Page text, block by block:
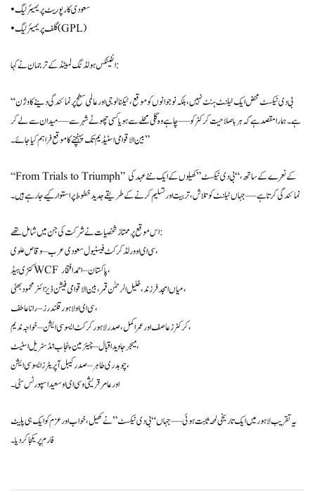
• سعودی کارپوریٹ پریمیئر لیگ
• گلف پریمیئر لیگ (GPL)
انفینکس ہولڈنگ لمیٹڈ کے ترجمان نے کہا:
“بی دی نیکسٹ محض ایک ٹیلنٹ ہنٹ نہیں، بلکہ نوجوانوں کو موقع، ٹیکنالوجی اور عالمی سطح پر نمائندگی دینے کا وژن
ہے۔ ہمارا مقصد ہے کہ ہر باصلاحیت کرکٹر کو — چاہے وہ گلی محلے سے ہو یا کسی چھوٹے شہر سے — میدان سے لے کر
بین الاقوامی اسٹیڈیم تک پہنچنے کا موقع فراہم کیا جائے۔”
“From Trials to Triumph” کے نعرے کے ساتھ، “بی دی نیکسٹ” کھیلوں کے ایک نئے عہد کی
نمائندگی کرتا ہے — جہاں ٹیلنٹ کو تلاش، تربیت اور تسلیم کرنے کے طریقے جدید خطوط پر استوار کیے جا رہے ہیں۔
اس موقع پر ممتاز شخصیات نے شرکت کی جن میں شامل تھے:
سی ای او ورلڈ کرکٹ فیسٹیول سعودی عرب – وقاص علوی،
کنٹری ہیڈ WCF پاکستان – احمد افتخار،
میاں امجد فرزند، خلیل الرحمٰن قمر، بین الاقوامی فیشن ڈیزائنر محمود بھٹی،
سی ای او لاہور قلندرز – رانا عاطف،
کرکٹرز عاصف اور عمر اکمل، صدر لاہور کرکٹ ایسوسی ایشن – خواجہ ندیم،
میجر جاوید اقبال – چیئرمین پنجاب انڈسٹریل اسٹیٹ،
چوہدری طاہر – صدر کیبل آپریٹرز ایسوسی ایشن،
اور عامر قریشی و سی ای او سعید اسپورٹس سٹی۔
یہ تقریب لاہور میں ایک تاریخی لمحہ ثابت ہوئی — جہاں “بی دی نیکسٹ” نے کھیل، خواب اور عزم کو ایک ہی پلیٹ
فارم پر یکجا کر دیا۔